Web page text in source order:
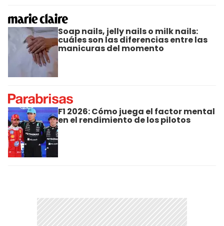
Soap nails, jelly nails o milk nails:
cuáles son las diferencias entre las
manicuras del momento
F1 2026: Cómo juega el factor mental
en el rendimiento de los pilotos